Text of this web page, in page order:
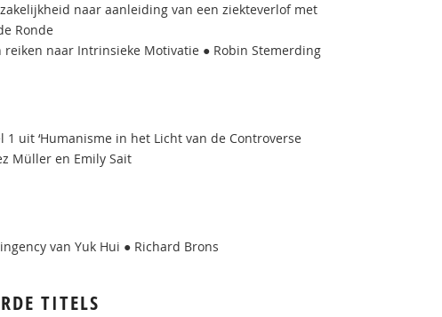
naar aanleiding van een ziekteverlof met
Ronde
naar Intrinsieke Motivatie ● Robin Stemerding
uit ‘Humanisme in het Licht van de Controverse
Müller en Emily Sait
van Yuk Hui ● Richard Brons
TITELS